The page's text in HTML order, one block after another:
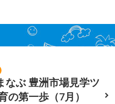
なぶ 豊洲市場見学ツ
の第一歩（7月）